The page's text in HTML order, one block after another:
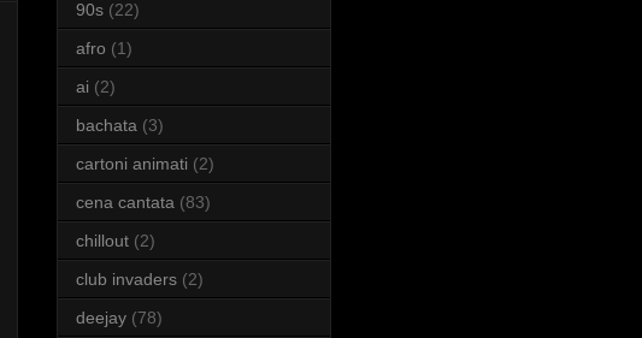
90s (22)
afro (1)
ai (2)
bachata (3)
cartoni animati (2)
cena cantata (83)
chillout (2)
club invaders (2)
deejay (78)